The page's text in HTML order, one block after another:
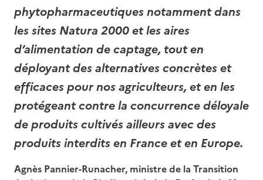
phytopharmaceutiques notamment dans
les sites Natura 2000 et les aires
d’alimentation de captage, tout en
déployant des alternatives concrètes et
efficaces pour nos agriculteurs, et en les
protégeant contre la concurrence déloyale
de produits cultivés ailleurs avec des
produits interdits en France et en Europe.
Agnès Pannier-Runacher, ministre de la Transition